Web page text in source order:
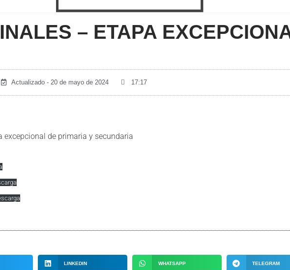
– ETAPA
Actualizado - 20 de mayo de 2024 17:17
de primaria y secundaria
LINKEDIN WHATSAPP TELEGRAM